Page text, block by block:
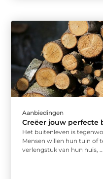
Aanbiedingen
Creëer jouw
Het buitenleven is
Mensen willen hun tuin of
verlengstuk van hun huis, ...